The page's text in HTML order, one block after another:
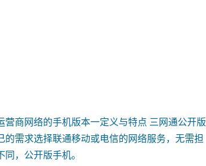
商网络的手机版本一定义与特点 三网通公开版
需求选择联通移动或电信的网络服务，无需担
，公开版手机。